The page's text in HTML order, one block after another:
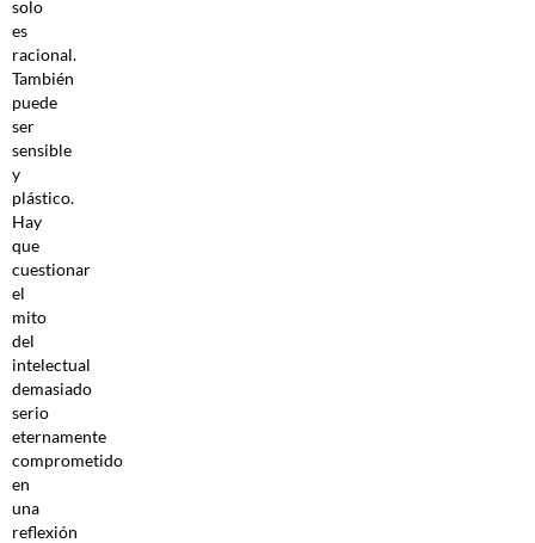
solo
es
racional.
También
puede
ser
sensible
y
plástico.
Hay
que
cuestionar
el
mito
del
intelectual
demasiado
serio
eternamente
comprometido
en
una
reflexión